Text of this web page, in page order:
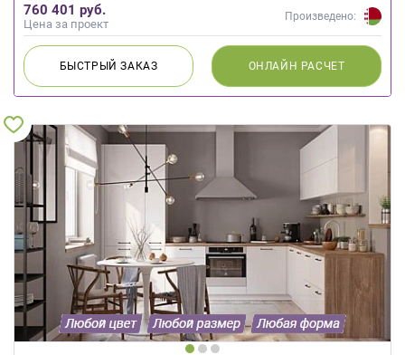
760 401 руб.
Цена за проект
Произведено:
БЫСТРЫЙЗАКАЗ ОНЛАЙН РАСЧЕТ